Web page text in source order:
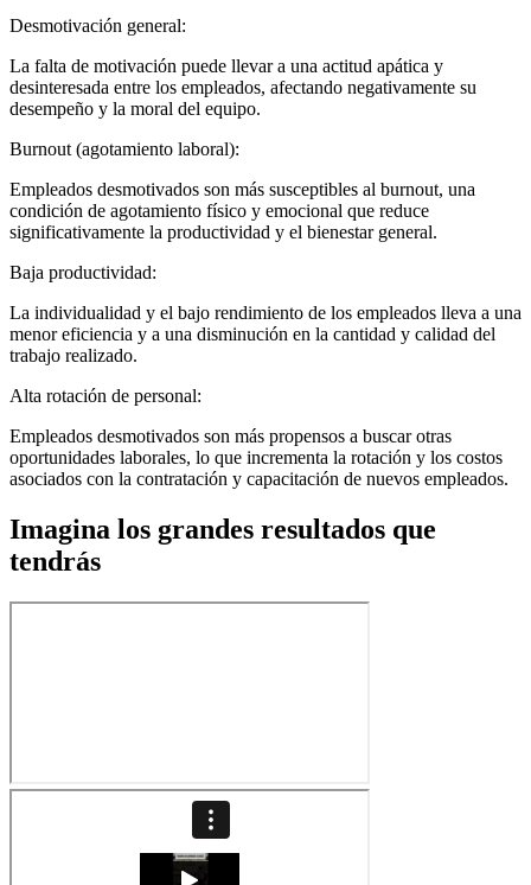
Desmotivación general:
La falta de motivación puede llevar a una actitud apática y
desinteresada entre los empleados, afectando negativamente su
desempeño y la moral del equipo.
Burnout (agotamiento laboral):
Empleados desmotivados son más susceptibles al burnout, una
condición de agotamiento físico y emocional que reduce
significativamente la productividad y el bienestar general.
Baja productividad:
La individualidad y el bajo rendimiento de los empleados lleva a una
menor eficiencia y a una disminución en la cantidad y calidad del
trabajo realizado.
Alta rotación de personal:
Empleados desmotivados son más propensos a buscar otras
oportunidades laborales, lo que incrementa la rotación y los costos
asociados con la contratación y capacitación de nuevos empleados.
Imagina los grandes resultados que
tendrás